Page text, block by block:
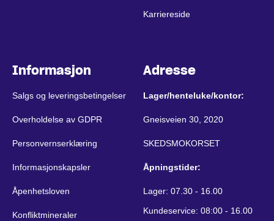
Karriereside
Informasjon
Salgs og leveringsbetingelser
Overholdelse av GDPR
Personvernserklæring
Informasjonskapsler
Åpenhetsloven
Konfliktmineraler
Adresse
Lager/henteluke/kontor:
Gneisveien 30, 2020
SKEDSMOKORSET
Åpningstider:
Lager: 07.30 - 16.00
Kundeservice: 08:00 - 16.00